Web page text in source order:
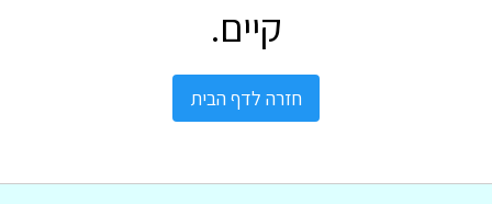
קיים.
חזרה לדף הבית